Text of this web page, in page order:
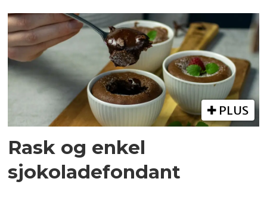
PLUS
Rask og enkel
sjokoladefondant